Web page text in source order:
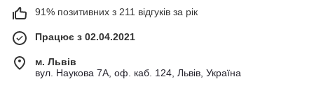
91% позитивних з 211 відгуків за рік
Працює з 02.04.2021
м. Львів
вул. Наукова 7А, оф. каб. 124, Львів, Україна